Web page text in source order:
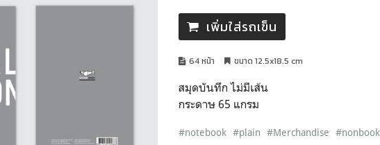
เพิ่มใส่รถเข็น
64 หน้า ขนาด 12.5x18.5 cm
สมุดบันทึก ไม่มีเส้น
กระดาษ 65 แกรม
#notebook #plain #Merchandise